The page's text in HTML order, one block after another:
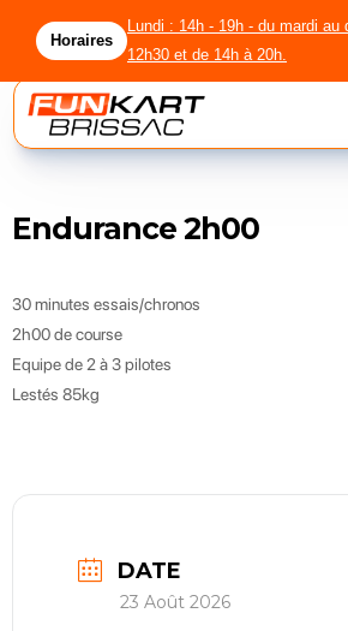
Horaires
Lundi : 14h - 19h - du mardi au
12h30 et de 14h à 20h.
accueil
location
licenciés
restauration
Endurance 2h00
30 minutes essais/chronos
2h00 de course
Equipe de 2 à 3 pilotes
Lestés 85kg
DATE
23 Août 2026